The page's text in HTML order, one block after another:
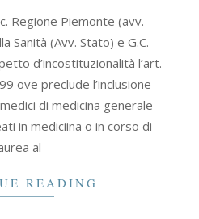
Regione Piemonte (avv.
Sanità (Avv. Stato) e G.C.
d’incostituzionalità l’art.
ove preclude l’inclusione
di medicina generale
in mediciina o in corso di
al
READING